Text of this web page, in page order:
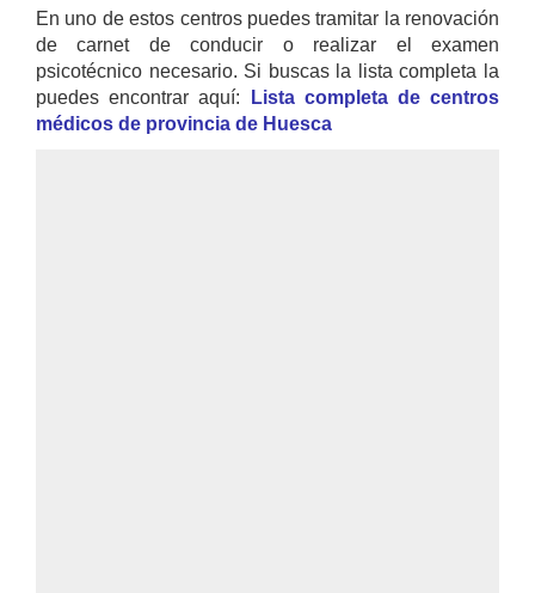
En uno de estos centros puedes tramitar la renovación
de carnet de conducir o realizar el examen
psicotécnico necesario. Si buscas la lista completa la
puedes encontrar aquí:
Lista completa de centros
médicos de provincia de Huesca